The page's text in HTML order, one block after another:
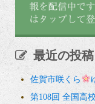
最近の投稿
佐賀市咲くら
第108回 全国高